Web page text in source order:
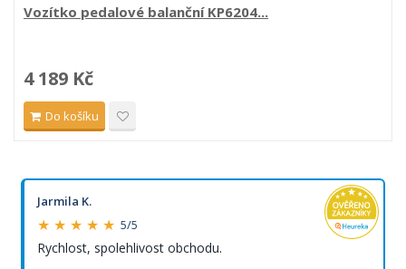
Vozítko pedalové balanční KP6204...
4 189 Kč
Do košíku
Jarmila K.
★ ★ ★ ★ ★ 5/5
Rychlost, spolehlivost obchodu.